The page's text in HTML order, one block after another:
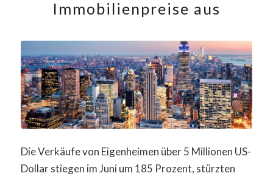
Immobilienpreise aus
Die Verkäufe von Eigenheimen über 5 Millionen US-
Dollar stiegen im Juni um 185 Prozent, stürzten